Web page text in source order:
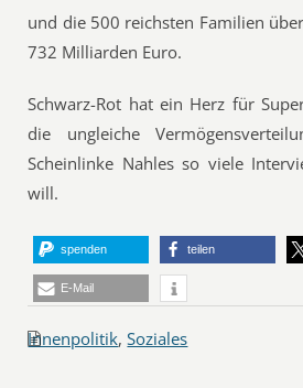
und die 500 reichsten Familien
732 Milliarden Euro.
Schwarz-Rot hat ein Herz für
die ungleiche
Scheinlinke Nahles so viele
will.
spenden teilen
E-Mail
Innenpolitik,Soziales